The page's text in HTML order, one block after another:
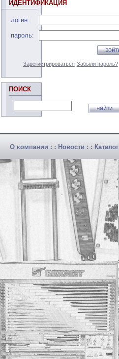
ИДЕНТИФИКАЦИЯ
логин:
пароль:
Зарегистрироваться Забыли пароль?
ПОИСК
О компании : : Новости : : Каталог